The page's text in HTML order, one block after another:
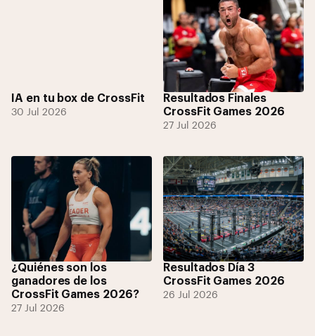
IA en tu box de CrossFit
30 Jul 2026
Resultados Finales
CrossFit Games 2026
27 Jul 2026
¿Quiénes son los
ganadores de los
CrossFit Games 2026?
27 Jul 2026
Resultados Día 3
CrossFit Games 2026
26 Jul 2026